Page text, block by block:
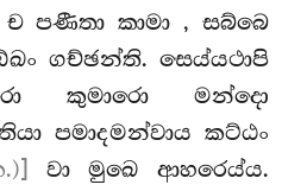
පණීතා කාමා , සබ්බෙ
ගච්ඡන්ති. සෙය්යථාපි
කුමාරො මන්දො
පමාදමන්වාය කට්ඨං
වා මුඛෙ ආහරෙය්ය.